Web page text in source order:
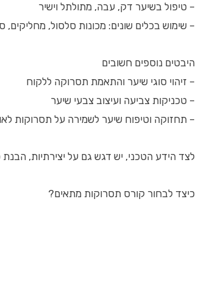
– טיפול בשיער דק, עבה, מתולתל וישיר
– שימוש בכלים שונים: מכונות סלסול, מחליקים,
היבטים נוספים חשובים
– זיהוי סוגי שיער והתאמת תסרוקה ללקוח
– טכניקות צביעה ועיצוב צבעי שיער
– תחזוקה וטיפוח שיער לשמירה על תסרוקות
לצד הידע הטכני, יש דגש גם על יצירתיות,
כיצד לבחור קורס תסרוקות מתאים?